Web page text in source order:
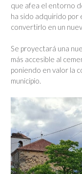
que afea el entorno
ha sido adquirido por
convertirlo en un
Se proyectará una
más accesible al
poniendo en valor la
municipio.